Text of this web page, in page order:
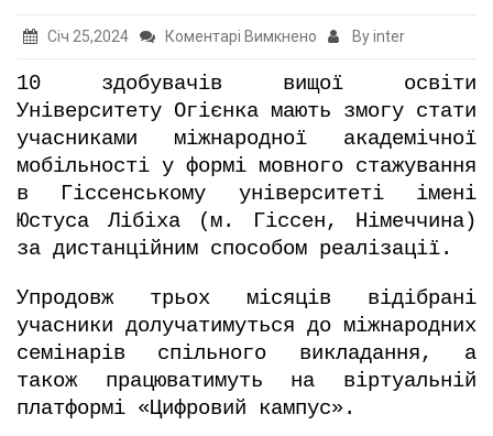
Січ 25,2024 Коментарі Вимкнено до
конкурс
на
отримання
академічних
стипендій
від
DAAD
усіх
спеціальностей
By inter
10 здобувачів вищої освіти
Університету Огієнка мають змогу стати
учасниками міжнародної академічної
мобільності у формі мовного стажування
в Гіссенському університеті імені
Юстуса Лібіха (м. Гіссен, Німеччина)
за дистанційним способом реалізації.
Упродовж трьох місяців відібрані
учасники долучатимуться до міжнародних
семінарів спільного викладання, а
також працюватимуть на віртуальній
платформі «Цифровий кампус».